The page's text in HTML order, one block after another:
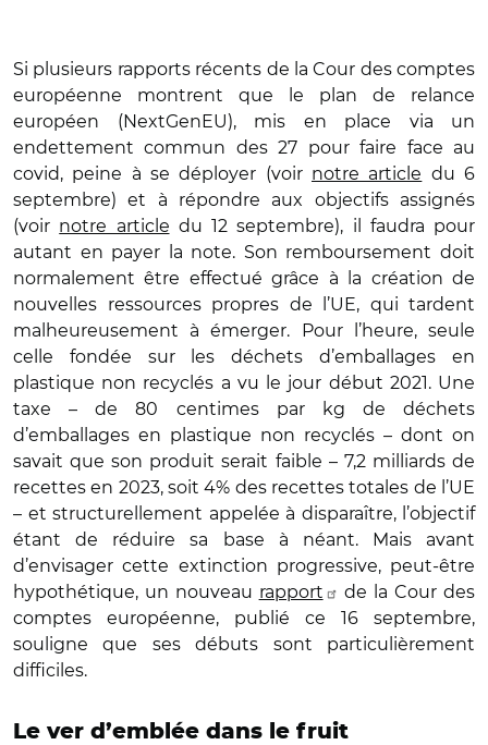
Si plusieurs rapports récents de la Cour des comptes
européenne montrent que le plan de relance
européen (NextGenEU), mis en place via un
endettement commun des 27 pour faire face au
covid, peine à se déployer (voir notre article du 6
septembre) et à répondre aux objectifs assignés
(voir notre article du 12 septembre), il faudra pour
autant en payer la note. Son remboursement doit
normalement être effectué grâce à la création de
nouvelles ressources propres de l’UE, qui tardent
malheureusement à émerger. Pour l’heure, seule
celle fondée sur les déchets d’emballages en
plastique non recyclés a vu le jour début 2021. Une
taxe – de 80 centimes par kg de déchets
d’emballages en plastique non recyclés – dont on
savait que son produit serait faible – 7,2 milliards de
recettes en 2023, soit 4% des recettes totales de l’UE
– et structurellement appelée à disparaître, l’objectif
étant de réduire sa base à néant. Mais avant
d’envisager cette extinction progressive, peut-être
hypothétique, un nouveau rapport
de la Cour des
comptes européenne, publié ce 16 septembre,
souligne que ses débuts sont particulièrement
difficiles.
Le ver d’emblée dans le fruit